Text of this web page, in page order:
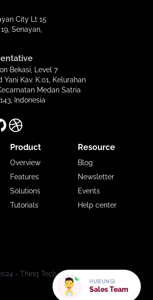
City Lt 15
Senayan,
Bekasi, Level 7
Kav. K.01, Kelurahan
Medan Satria
Indonesia
Product
Overview
Features
Solutions
Tutorials
Resource
Blog
Newsletter
Events
Help center
- Thinq Tech. All Rights Reserved.
HUBUNGI
Sales Team